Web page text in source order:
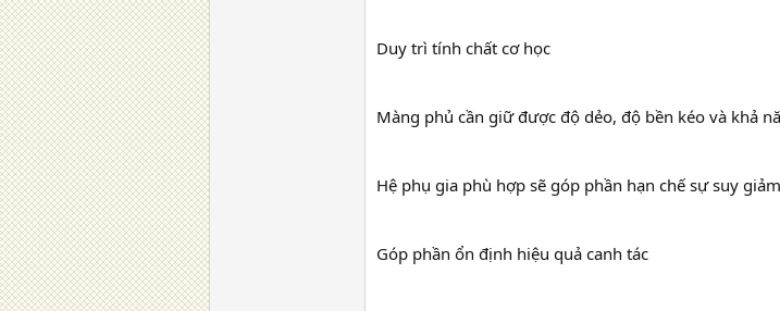
Duy trì tính chất cơ học
Màng phủ cần giữ được độ dẻo, độ bền kéo và khả
Hệ phụ gia phù hợp sẽ góp phần hạn chế sự suy
Góp phần ổn định hiệu quả canh tác